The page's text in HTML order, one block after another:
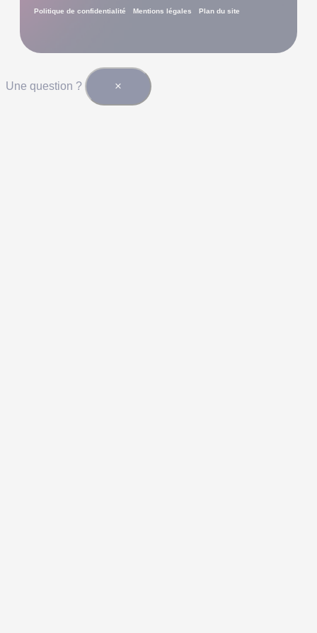
Politique de confidentialité Mentions légales Plan du site
Une question ? ×